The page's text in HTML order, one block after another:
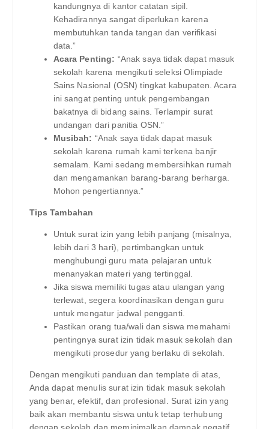
kandungnya di kantor catatan sipil.
Kehadirannya sangat diperlukan karena
membutuhkan tanda tangan dan verifikasi
data.”
Acara Penting: “Anak saya tidak dapat masuk
sekolah karena mengikuti seleksi Olimpiade
Sains Nasional (OSN) tingkat kabupaten. Acara
ini sangat penting untuk pengembangan
bakatnya di bidang sains. Terlampir surat
undangan dari panitia OSN.”
Musibah: “Anak saya tidak dapat masuk
sekolah karena rumah kami terkena banjir
semalam. Kami sedang membersihkan rumah
dan mengamankan barang-barang berharga.
Mohon pengertiannya.”
Tips Tambahan
Untuk surat izin yang lebih panjang (misalnya,
lebih dari 3 hari), pertimbangkan untuk
menghubungi guru mata pelajaran untuk
menanyakan materi yang tertinggal.
Jika siswa memiliki tugas atau ulangan yang
terlewat, segera koordinasikan dengan guru
untuk mengatur jadwal pengganti.
Pastikan orang tua/wali dan siswa memahami
pentingnya surat izin tidak masuk sekolah dan
mengikuti prosedur yang berlaku di sekolah.
Dengan mengikuti panduan dan template di atas,
Anda dapat menulis surat izin tidak masuk sekolah
yang benar, efektif, dan profesional. Surat izin yang
baik akan membantu siswa untuk tetap terhubung